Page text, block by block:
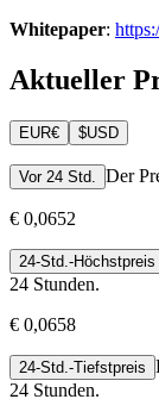
Whitepaper:
Aktueller
EUR€ $USD
Vor 24 Std. Der
€ 0,0652
24-Std.-Höchstpreis
24 Stunden.
€ 0,0658
24-Std.-Tiefstpreis
24 Stunden.